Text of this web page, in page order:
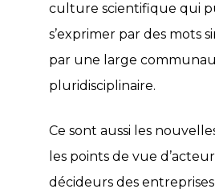
culture scientifique qui
s’exprimer par des mots
par une large
pluridisciplinaire.
Ce sont aussi les
les points de vue
décideurs des